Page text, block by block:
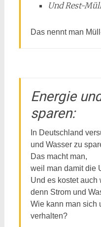
Und Rest-
Das nennt man
Energie
sparen:
In Deutschland
und Wasser zu
Das macht man,
weil man damit die
Und es kostet auch
denn Strom und
Wie kann man sich
verhalten?